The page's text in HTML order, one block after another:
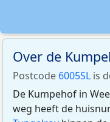
Over de
Postcode 6005SL is
De Kumpehof in
weg heeft de